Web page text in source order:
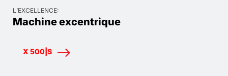
L’EXCELLENCE:
Machine excentrique
X 500|S